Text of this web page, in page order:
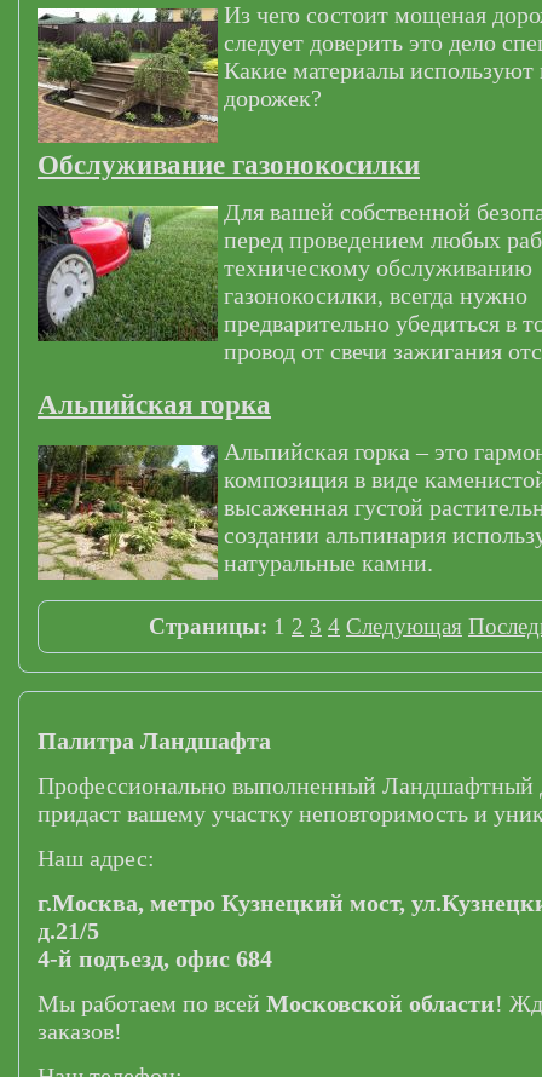
Из чего состоит мощеная
следует доверить это дело
Какие материалы
дорожек?
Обслуживание газонокосилки
Для вашей собственной
перед проведением любых
техническому обслуживанию
газонокосилки, всегда нужно
предварительно убедиться в
провод от свечи зажигания
Альпийская горка
Альпийская горка – это
композиция в виде
высаженная густой
создании альпинария
натуральные камни.
Страницы: 1 2 3 4 Следующая
Палитра Ландшафта
Профессионально выполненный Ландшафтный
придаст вашему участку неповторимость и
Наш адрес:
г.Москва, метро Кузнецкий мост,
д.21/5
4-й подъезд, офис 684
Мы работаем по всей Московской области!
заказов!